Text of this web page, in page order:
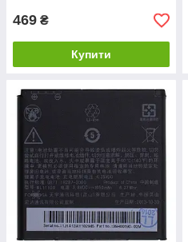
469 ₴
Купити